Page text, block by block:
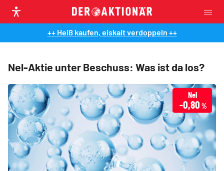
++ Heiß kaufen, eiskalt verdoppeln ++
Nel-Aktie unter Beschuss: Was ist da los?
Nel
-0,80 %